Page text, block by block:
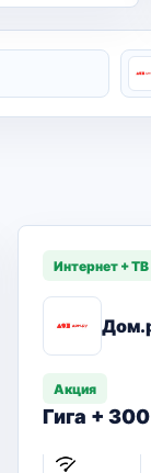
Интернет + ТВ
Акция
Гига + 300